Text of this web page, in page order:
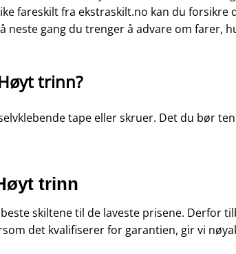
fareskilt fra ekstraskilt.no kan du
neste gang du trenger å advare om
trinn?
tape eller skruer. Det du bør
trinn
skiltene til de laveste prisene.
det kvalifiserer for garantien, gir vi